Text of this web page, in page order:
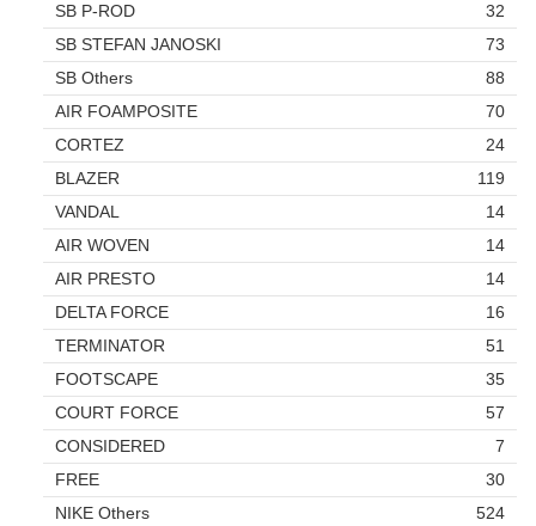
SB P-ROD
32
SB STEFAN JANOSKI
73
SB Others
88
AIR FOAMPOSITE
70
CORTEZ
24
BLAZER
119
VANDAL
14
AIR WOVEN
14
AIR PRESTO
14
DELTA FORCE
16
TERMINATOR
51
FOOTSCAPE
35
COURT FORCE
57
CONSIDERED
7
FREE
30
NIKE Others
524